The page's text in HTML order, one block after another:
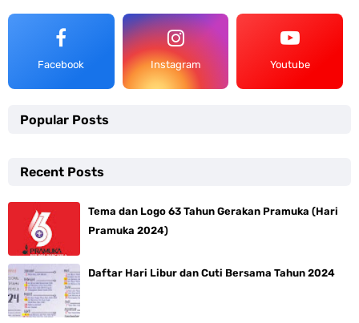
Facebook Instagram Youtube
Popular Posts
Recent Posts
Tema dan Logo 63 Tahun Gerakan Pramuka (Hari
Pramuka 2024)
Daftar Hari Libur dan Cuti Bersama Tahun 2024